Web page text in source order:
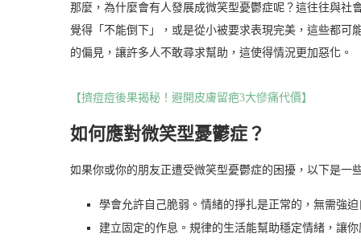
那麼，為什麼會有人發展成微笑型憂鬱症呢？這往往與社
覺得「不能倒下」，或是從小被要求表現完美，這些都
的偏見，讓許多人不敢尋求幫助，這使得情況更加惡化。
【擠痘痘後果揭秘！避開皮膚留疤3大慘痛代價】
如何應對微笑型憂鬱症？
如果你或你的朋友正遭受微笑型憂鬱症的困擾，以下是一
學會允許自己脆弱。情緒的掙扎是正常的，無需強
建立固定的作息。規律的生活能幫助穩定情緒，讓